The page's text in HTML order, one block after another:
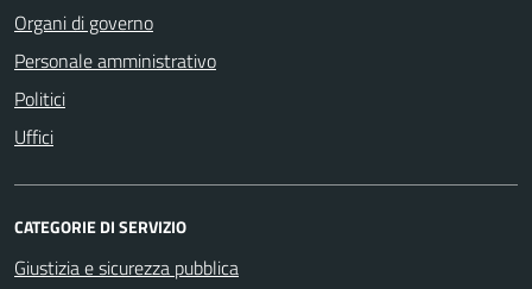
Organi di governo
Personale amministrativo
Politici
Uffici
CATEGORIE DI SERVIZIO
Giustizia e sicurezza pubblica